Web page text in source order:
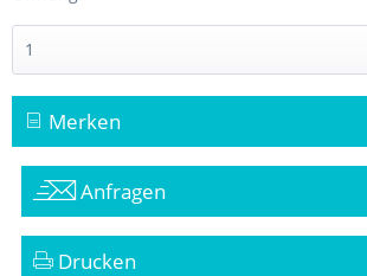
Merken
Anfragen
Drucken